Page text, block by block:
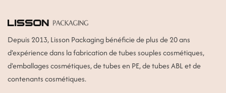
Depuis 2013, Lisson Packaging bénéficie de plus de 20 ans
d'expérience dans la fabrication de tubes souples cosmétiques,
d'emballages cosmétiques, de tubes en PE, de tubes ABL et de
contenants cosmétiques.